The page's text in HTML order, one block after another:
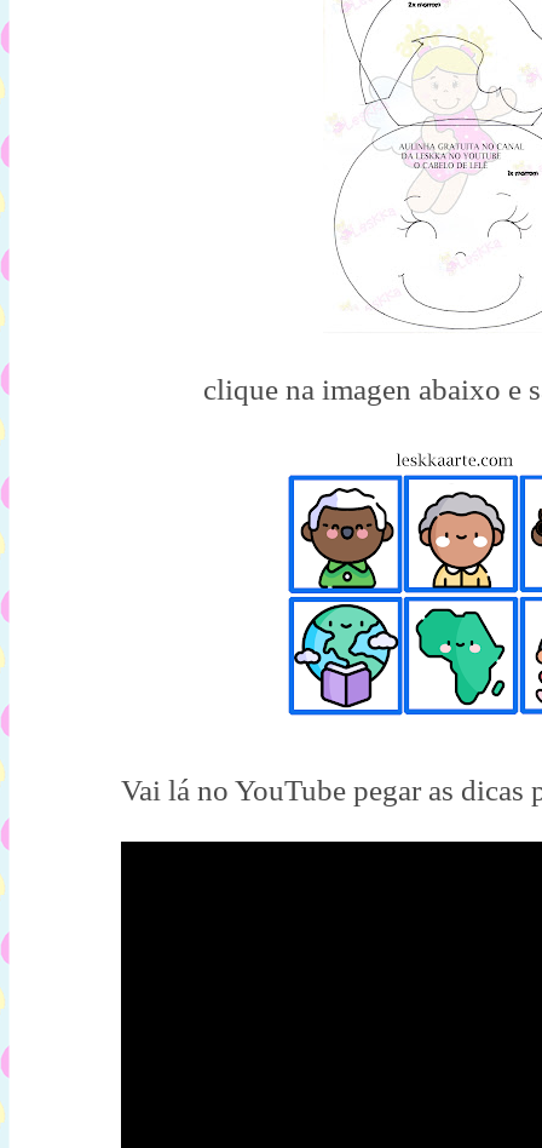
clique na imagen abaixo e
Vai lá no YouTube pegar as dicas